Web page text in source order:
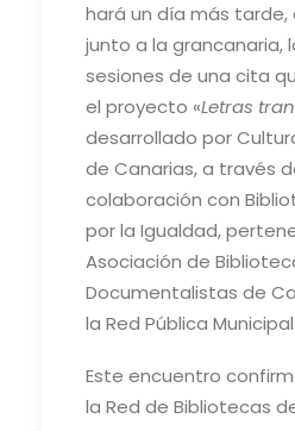
hará un día más
junto a la grancanaria,
sesiones de una cita
el proyecto «Letras
desarrollado por
de Canarias, a través
colaboración con
por la Igualdad,
Asociación de
Documentalistas de
la Red Pública
Este encuentro
la Red de Bibliotecas